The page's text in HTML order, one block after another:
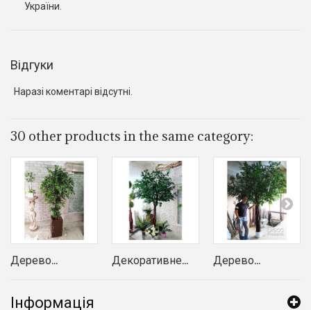
України.
Відгуки
Наразі коментарі відсутні.
30 other products in the same category:
Дерево... Декоративне... Дерево...
Інформація